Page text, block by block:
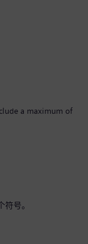
a maximum of
号。